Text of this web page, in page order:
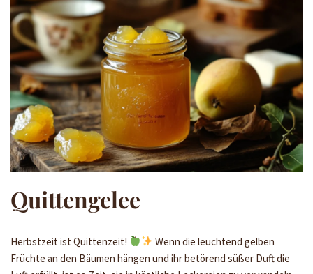
Quittengelee
Herbstzeit ist Quittenzeit!
Wenn die leuchtend gelben
Früchte an den Bäumen hängen und ihr betörend süßer Duft die